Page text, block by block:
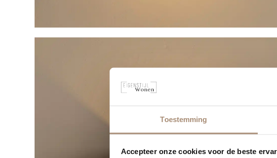
Toestemming
Accepteer onze cookies voor de beste